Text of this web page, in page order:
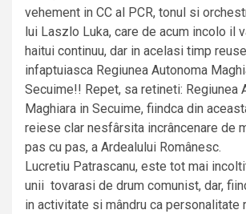
vehement in CC al PCR, tonul si
lui Laszlo Luka, care de acum incolo il
haitui continuu, dar in acelasi timp
infaptuiasca Regiunea Autonoma
Secuime!! Repet, sa retineti: Regiunea
Maghiara in Secuime, fiindca din
reiese clar nesfârsita incrâncenare de
pas cu pas, a Ardealului Românesc.
Lucretiu Patrascanu, este tot mai
unii tovarasi de drum comunist, dar,
in activitate si mândru ca personalitate